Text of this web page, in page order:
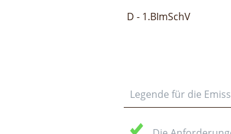
D - 1.BImSchV
Legende für die